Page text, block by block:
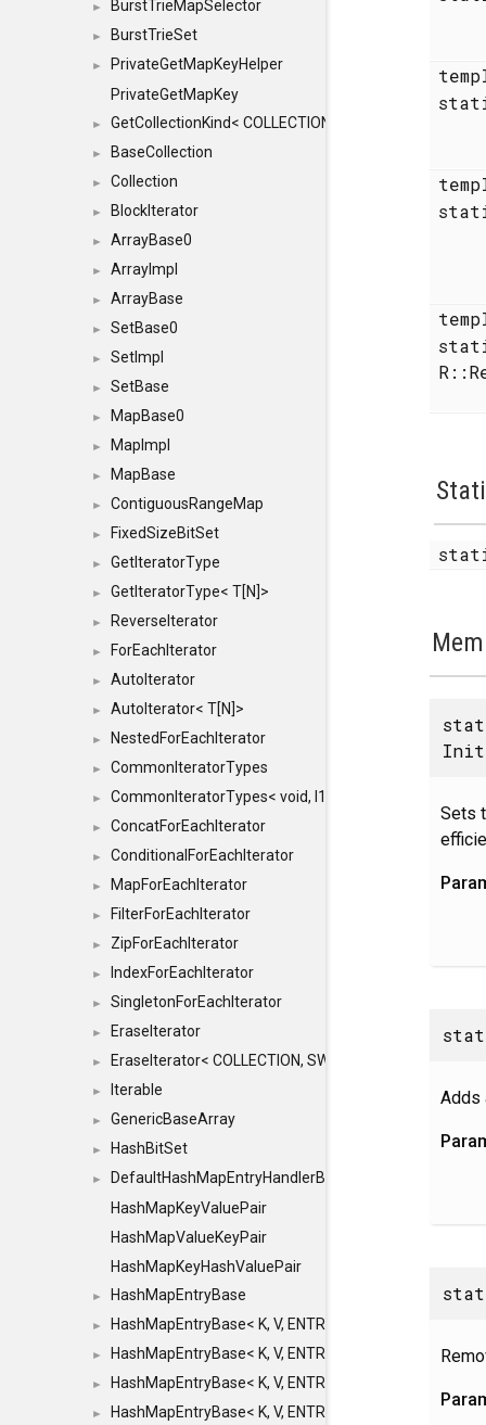
► BurstTrieMapSelector
► BurstTrieSet
►
PrivateGetMapKeyHelper
PrivateGetMapKey
► GetCollectionKind< COLLECTION, typename
► BaseCollection
► Collection
► BlockIterator
► ArrayBase0
► ArrayImpl
► ArrayBase
► SetBase0
► SetImpl
► SetBase
► MapBase0
► MapImpl
► MapBase
► ContiguousRangeMap
► FixedSizeBitSet
► GetIteratorType
► GetIteratorType< T[N]>
► ReverseIterator
► ForEachIterator
► AutoIterator
► AutoIterator< T[N]>
► NestedForEachIterator
► CommonIteratorTypes
► CommonIteratorTypes< void, I1, I2 >
► ConcatForEachIterator
► ConditionalForEachIterator
► MapForEachIterator
► FilterForEachIterator
► ZipForEachIterator
► IndexForEachIterator
► SingletonForEachIterator
► EraseIterator
► EraseIterator< COLLECTION, SWAP_ERASE, false >
► Iterable
► GenericBaseArray
► HashBitSet
►
DefaultHashMapEntryHandlerBase
HashMapKeyValuePair
HashMapValueKeyPair
HashMapKeyHashValuePair
► HashMapEntryBase
► HashMapEntryBase< K, V, ENTRY_HANDLER,
► HashMapEntryBase< K, V, ENTRY_HANDLER,
► HashMapEntryBase< K, V, ENTRY_HANDLER,
► HashMapEntryBase< K, V, ENTRY_HANDLER,
Sets
Adds